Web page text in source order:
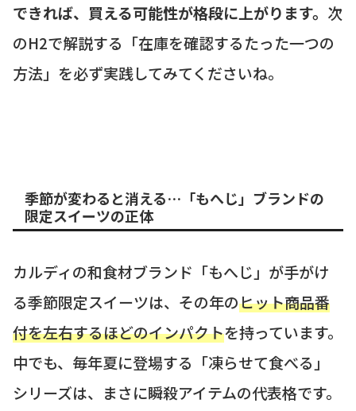
できれば、買える可能性が格段に上がります。 次
のH2で解説する「在庫を確認するたった一つの
方法」を必ず実践してみてくださいね。
季節が変わると消える…「もへじ」ブランドの
限定スイーツの正体
カルディの和食材ブランド「もへじ」が手がけ
る季節限定スイーツは、その年のヒット商品番
付を左右するほどのインパクトを持っています。
中でも、毎年夏に登場する「凍らせて食べる」
シリーズは、まさに瞬殺アイテムの代表格です。